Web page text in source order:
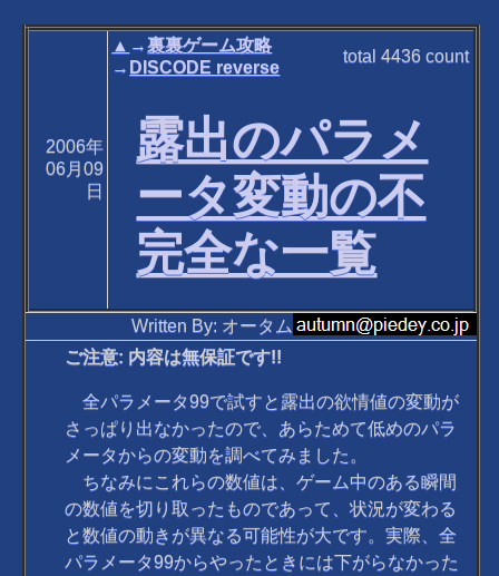
2006年
06月09
日
▲ →裏裏ゲーム攻略
→ DISCODE reverse
total4436 count
露出のパラメ
ータ変動の不
完全な一覧
Written By: オータム
ご注意: 内容は無保証です!!
全パラメータ99で試すと露出の欲情値の変動が
さっぱり出なかったので、あらためて低めのパラ
メータからの変動を調べてみました。
ちなみにこれらの数値は、ゲーム中のある瞬間
の数値を切り取ったものであって、状況が変わる
と数値の動きが異なる可能性が大です。実際、全
パラメータ99からやったときには下がらなかった